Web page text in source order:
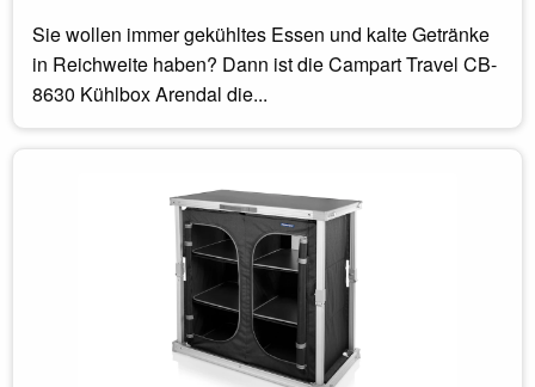
Sie wollen immer gekühltes Essen und kalte Getränke
in Reichweite haben? Dann ist die Campart Travel CB-
8630 Kühlbox Arendal die...